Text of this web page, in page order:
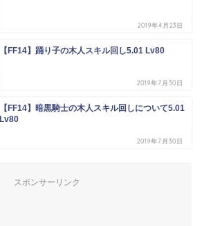
2019年4月23日
【FF14】踊り子の木人スキル回し5.01 Lv80
2019年7月30日
【FF14】暗黒騎士の木人スキル回しについて5.01
Lv80
2019年7月30日
スポンサーリンク